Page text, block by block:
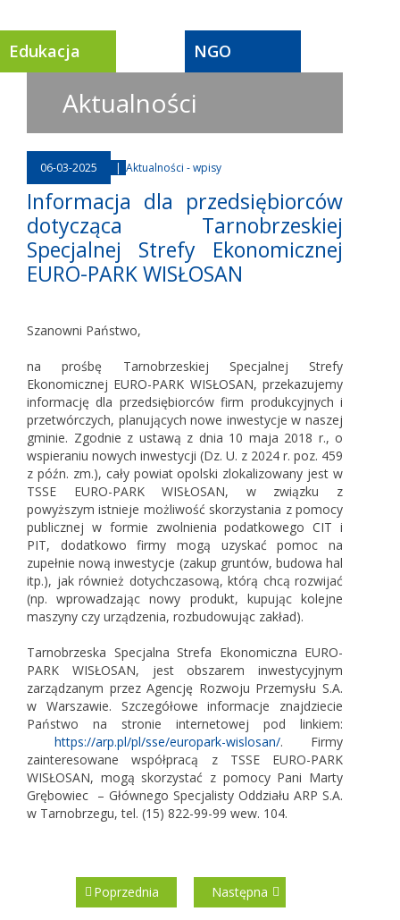
Edukacja NGO
Aktualności
06-03-2025 | Aktualności - wpisy
Informacja dla przedsiębiorców
dotycząca Tarnobrzeskiej
Specjalnej Strefy Ekonomicznej
EURO-PARK WISŁOSAN
Szanowni Państwo,
na prośbę Tarnobrzeskiej Specjalnej Strefy
Ekonomicznej EURO-PARK WISŁOSAN, przekazujemy
informację dla przedsiębiorców firm produkcyjnych i
przetwórczych, planujących nowe inwestycje w naszej
gminie. Zgodnie z ustawą z dnia 10 maja 2018 r., o
wspieraniu nowych inwestycji (Dz. U. z 2024 r. poz. 459
z późn. zm.), cały powiat opolski zlokalizowany jest w
TSSE EURO-PARK WISŁOSAN, w związku z
powyższym istnieje możliwość skorzystania z pomocy
publicznej w formie zwolnienia podatkowego CIT i
PIT, dodatkowo firmy mogą uzyskać pomoc na
zupełnie nową inwestycje (zakup gruntów, budowa hal
itp.), jak również dotychczasową, którą chcą rozwijać
(np. wprowadzając nowy produkt, kupując kolejne
maszyny czy urządzenia, rozbudowując zakład).
Tarnobrzeska Specjalna Strefa Ekonomiczna EURO-
PARK WISŁOSAN, jest obszarem inwestycyjnym
zarządzanym przez Agencję Rozwoju Przemysłu S.A.
w Warszawie. Szczegółowe informacje znajdziecie
Państwo na stronie internetowej pod linkiem:
https://arp.pl/pl/sse/europark-wislosan/. Firmy
zainteresowane współpracą z TSSE EURO-PARK
WISŁOSAN, mogą skorzystać z pomocy Pani Marty
Grębowiec – Głównego Specjalisty Oddziału ARP S.A.
w Tarnobrzegu, tel. (15) 822-99-99 wew. 104.
Poprzednia Następna